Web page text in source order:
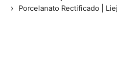
Porcelanato Rectificado |